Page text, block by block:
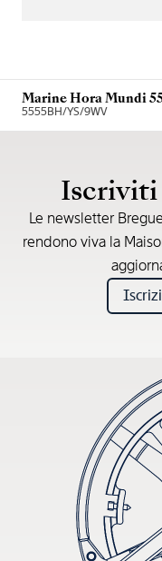
Marine Hora Mundi
5555BH/YS/9WV
Iscriviti
Le newsletter
rendono viva la